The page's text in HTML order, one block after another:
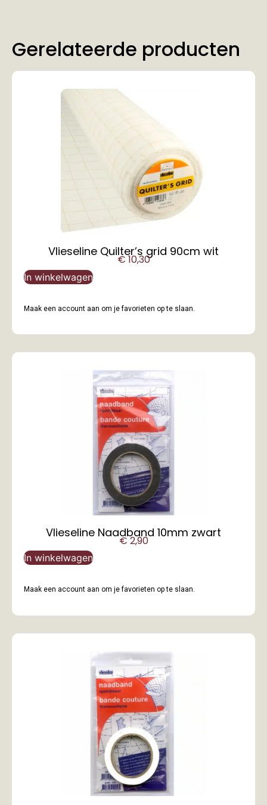
Gerelateerde producten
Vlieseline Quilter’s grid 90cm wit
€10,30
In winkelwagen
Maak een account aan om je favorieten op te slaan.
Vlieseline Naadband 10mm zwart
€2,90
In winkelwagen
Maak een account aan om je favorieten op te slaan.